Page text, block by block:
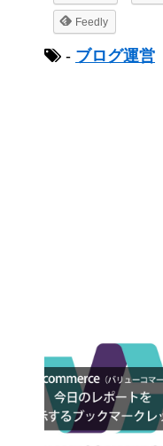
Feedly
- ブログ運営